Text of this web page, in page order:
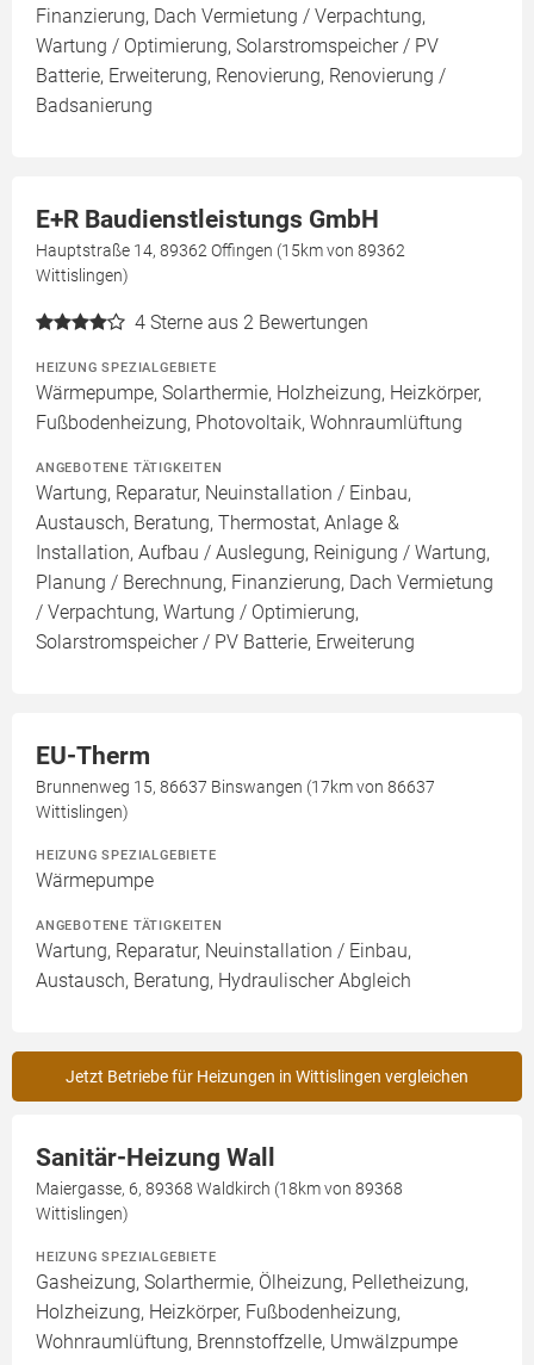
Finanzierung, Dach Vermietung / Verpachtung,
Wartung / Optimierung, Solarstromspeicher / PV
Batterie, Erweiterung, Renovierung, Renovierung /
Badsanierung
E+R Baudienstleistungs GmbH
Hauptstraße 14, 89362 Offingen (15km von 89362
Wittislingen)
4 Sterne aus 2 Bewertungen
HEIZUNG SPEZIALGEBIETE
Wärmepumpe, Solarthermie, Holzheizung, Heizkörper,
Fußbodenheizung, Photovoltaik, Wohnraumlüftung
ANGEBOTENE TÄTIGKEITEN
Wartung, Reparatur, Neuinstallation / Einbau,
Austausch, Beratung, Thermostat, Anlage &
Installation, Aufbau / Auslegung, Reinigung / Wartung,
Planung / Berechnung, Finanzierung, Dach Vermietung
/ Verpachtung, Wartung / Optimierung,
Solarstromspeicher / PV Batterie, Erweiterung
EU-Therm
Brunnenweg 15, 86637 Binswangen (17km von 86637
Wittislingen)
HEIZUNG SPEZIALGEBIETE
Wärmepumpe
ANGEBOTENE TÄTIGKEITEN
Wartung, Reparatur, Neuinstallation / Einbau,
Austausch, Beratung, Hydraulischer Abgleich
Jetzt Betriebe für Heizungen in Wittislingen vergleichen
Sanitär-Heizung Wall
Maiergasse, 6, 89368 Waldkirch (18km von 89368
Wittislingen)
HEIZUNG SPEZIALGEBIETE
Gasheizung, Solarthermie, Ölheizung, Pelletheizung,
Holzheizung, Heizkörper, Fußbodenheizung,
Wohnraumlüftung, Brennstoffzelle, Umwälzpumpe